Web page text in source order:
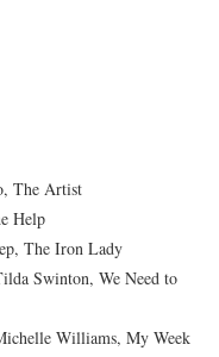
The Artist
Help
The Iron Lady
Swinton, We Need to
Williams, My Week